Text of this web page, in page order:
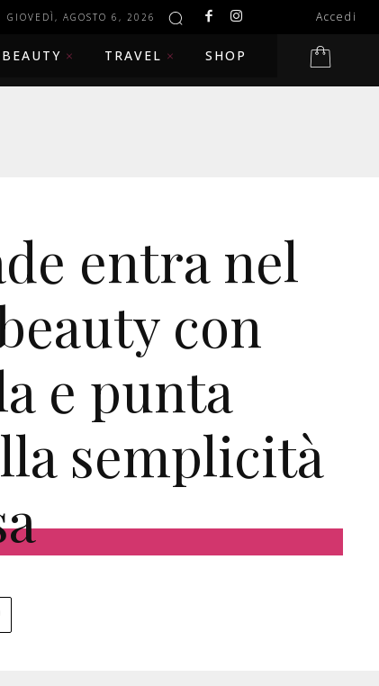
GIOVEDÌ, AGOSTO 6, 2026 Accedi
BEAUTY TRAVEL SHOP
entra nel
con
e punta
semplicità